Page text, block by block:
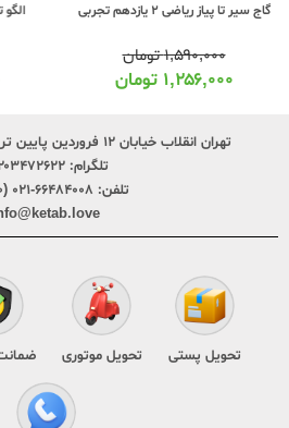
الگو تست ریاضی 2 یازدهم تجربی
۱,۹۰۰,۰۰۰تومان
۱,۵۲۰,۰۰۰تومان
تهران انقلاب خیابان ۱۲ فروردین پایین تر از وحید نظری پلاک ۲۴۹
تلگرام:
تلفن: ۶۶۴۸۴۰۰۸-۰۲۱ (۲۰ خط)
تحویل پستی تحویل موتوری